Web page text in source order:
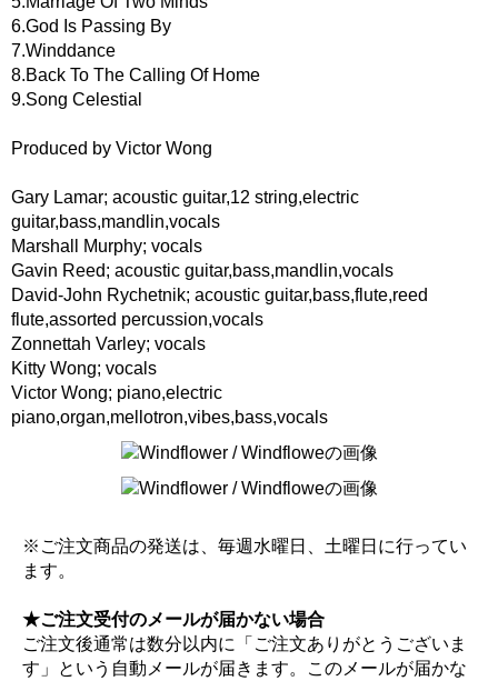
6.God Is Passing By
7.Winddance
8.Back To The Calling Of Home
9.Song Celestial
Produced by Victor Wong
Gary Lamar; acoustic guitar,12 string,electric
guitar,bass,mandlin,vocals
Marshall Murphy; vocals
Gavin Reed; acoustic guitar,bass,mandlin,vocals
David-John Rychetnik; acoustic guitar,bass,flute,reed
flute,assorted percussion,vocals
Zonnettah Varley; vocals
Kitty Wong; vocals
Victor Wong; piano,electric
piano,organ,mellotron,vibes,bass,vocals
※ご注文商品の発送は、毎週水曜日、土曜日に行ってい
ます。
★ご注文受付のメールが届かない場合
ご注文後通常は数分以内に「ご注文ありがとうございま
す」という自動メールが届きます。このメールが届かな